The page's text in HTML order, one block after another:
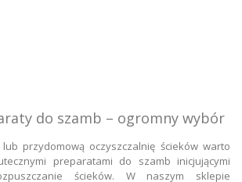
do szamb – ogromny wybór
przydomową oczyszczalnię ścieków warto
preparatami do szamb inicjującymi
ścieków. W naszym sklepie